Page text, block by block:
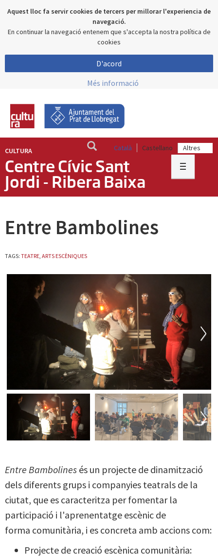
Aquest lloc fa servir cookies de tercers per millorar l'experiencia de
navegació.
En continuar la navegació entenem que s'accepta la nostra política de
cookies
D'acord
Més informació
Català Castellano
CULTURA
Centre Cívic Sant
Jordi - Ribera Baixa
Entre Bambolines
TAGS: TEATRE, ARTS ESCÈNIQUES
Next
Next
Entre Bambolines és un projecte de dinamització
dels diferents grups i companyies teatrals de la
ciutat, que es caracteritza per fomentar la
participació i l'aprenentatge escènic de
forma comunitària, i es concreta amb accions com:
Projecte de creació escènica comunitària: